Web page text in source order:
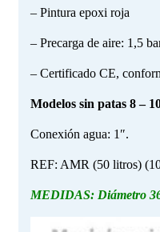
– Pintura epoxi roja
– Precarga de aire: 1,5
– Certificado CE,
Modelos sin patas 8 –
Conexión agua: 1″.
REF: AMR (50 litros)
MEDIDAS: Diámetro